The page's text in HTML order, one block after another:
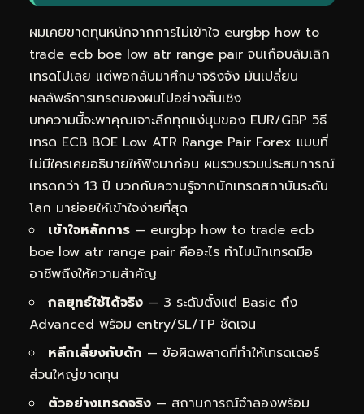
ผมเคยขาดทุนหนักจากการไม่เข้าใจ eurgbp how to
trade ecb boe low atr range pair จนเกือบล้มเลิก
เทรดไปเลย แต่พอกลับมาศึกษาจริงจัง มันเปลี่ยน
ผลลัพธ์การเทรดของผมไปอย่างสิ้นเชิง
บทความนี้จะพาคุณเจาะลึกทุกแง่มุมของ EUR/GBP วิธี
เทรด ECB BOE Low ATR Range Pair Forex แบบที่
ไม่มีใครเคยอธิบายให้ฟังมาก่อน ผมรวบรวมประสบการณ์
เทรดกว่า 13 ปี บวกกับความรู้จากนักเทรดสถาบันระดับ
โลก มาย่อยให้เข้าใจง่ายที่สุด
เข้าใจหลักการ — eurgbp how to trade ecb
boe low atr range pair คืออะไร ทำไมนักเทรดมือ
อาชีพถึงให้ความสำคัญ
กลยุทธ์ใช้ได้จริง — 3 ระดับตั้งแต่ Basic ถึง
Advanced พร้อม entry/SL/TP ชัดเจน
หลีกเลี่ยงกับดัก — ข้อผิดพลาดที่ทำให้เทรดเดอร์
ส่วนใหญ่ขาดทุน
ตัวอย่างเทรดจริง — สถานการณ์จำลองพร้อม